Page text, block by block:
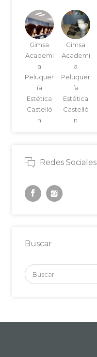
Gimsa
Academi
a
Peluquer
ía
Estética
Castelló
n
Gimsa
Academi
a
Peluquer
ía
Estética
Castelló
n
Redes Sociales
Buscar
Buscar
por: